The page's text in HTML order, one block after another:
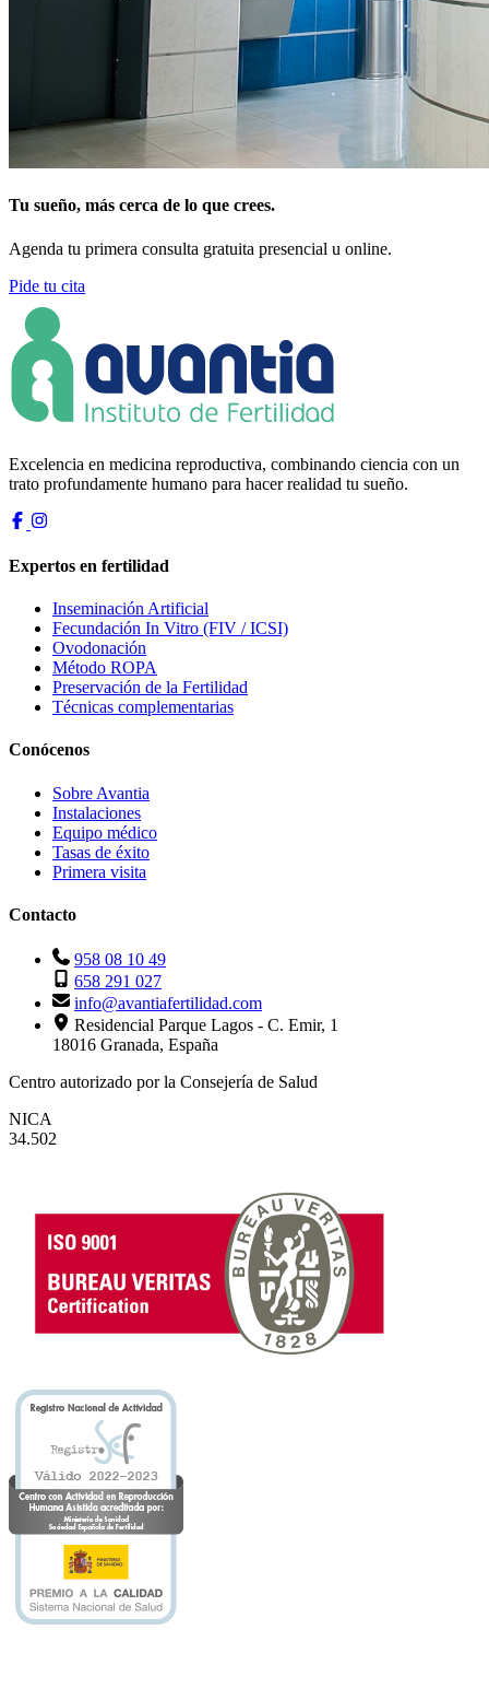
Tu sueño, más cerca de lo que crees.
Agenda tu primera consulta gratuita presencial u online.
Pide tu cita
Excelencia en medicina reproductiva, combinando ciencia con un
trato profundamente humano para hacer realidad tu sueño.
Expertos en fertilidad
Inseminación Artificial
Fecundación In Vitro (FIV / ICSI)
Ovodonación
Método ROPA
Preservación de la Fertilidad
Técnicas complementarias
Conócenos
Sobre Avantia
Instalaciones
Equipo médico
Tasas de éxito
Primera visita
Contacto
958 08 10 49
658 291 027
info@avantiafertilidad.com
Residencial Parque Lagos - C. Emir, 1
18016 Granada, España
Centro autorizado por la Consejería de Salud
NICA
34.502